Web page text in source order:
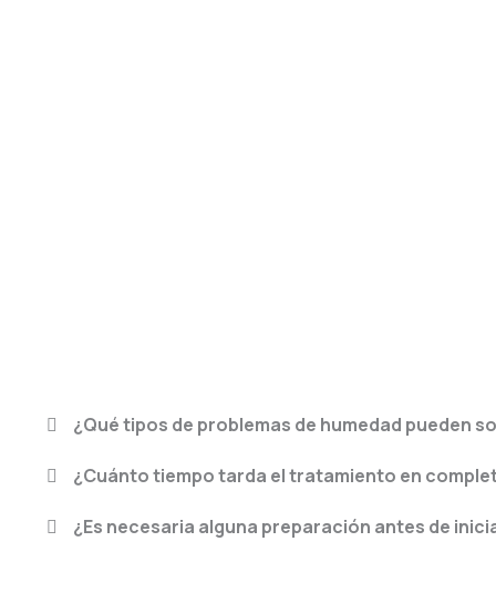
¿Qué tipos de problemas de humedad pueden
¿Cuánto tiempo tarda el tratamiento en
¿Es necesaria alguna preparación antes de